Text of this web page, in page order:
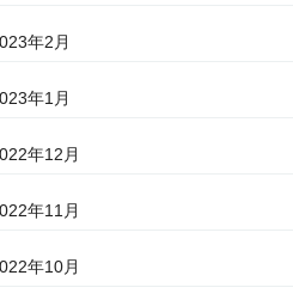
年2月
年1月
年12月
年11月
年10月